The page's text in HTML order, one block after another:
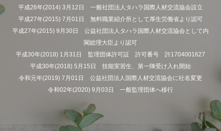
平成26年(2014) 3月12日 一般社団法人タハラ国際人材交流協会設立
平成27年(2015) 7月01日 無料職業紹介所として厚生労働省より認可
平成27年(2015) 9月30日 公益社団法人タハラ国際人材交流協会として内
閣総理大臣より認可
平成30年(2018) 1月31日 監理団体許可証 許可番号 許1704001627
平成30年(2018) 5月15日 技能実習生、第一陣受け入れ開始
令和元年(2019) 7月01日 公益社団法人国際人材交流協会に社名変更
令和02年(2020) 9月03日 一般監理団体へ移行